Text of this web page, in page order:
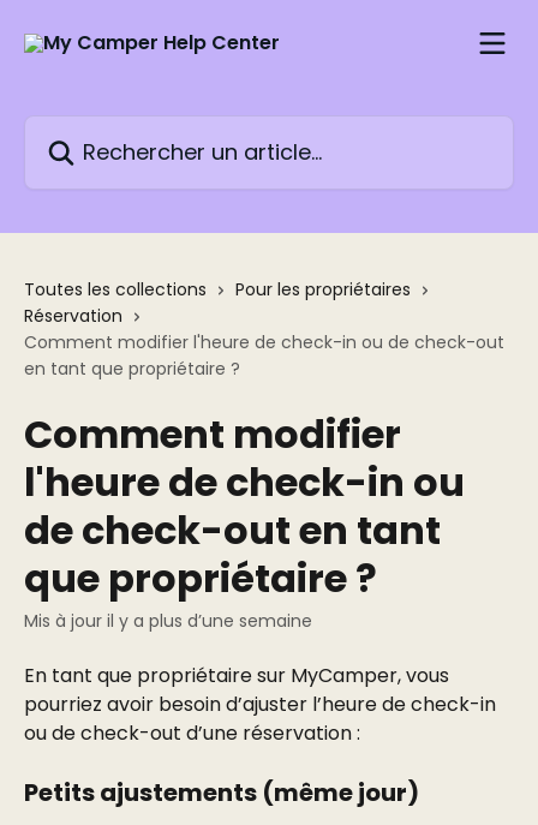
Toutes les collections
Pour les propriétaires
Réservation
Comment modifier l'heure de check-in ou de check-out
en tant que propriétaire ?
Comment modifier
l'heure de check-in ou
de check-out en tant
que propriétaire ?
Mis à jour il y a plus d’une semaine
En tant que propriétaire sur MyCamper, vous
pourriez avoir besoin d’ajuster l’heure de check-in
ou de check-out d’une réservation :
Petits ajustements (même jour)